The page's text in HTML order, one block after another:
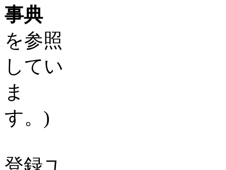
事典
を参照
してい
ま
す。)
登録ユ